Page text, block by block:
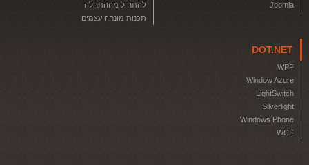
Joomla
להתחיל מההתחלה
תכנות מונחה עצמים
DOT.NET
WPF
Window Azure
LightSwitch
Silverlight
Windows Phone
WCF